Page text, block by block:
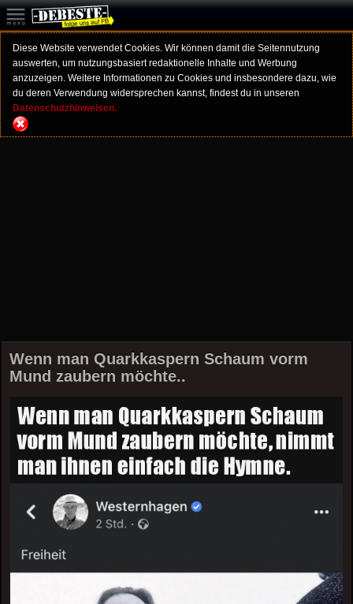
Diese Website verwendet Cookies. Wir können damit die Seitennutzung
auswerten, um nutzungsbasiert redaktionelle Inhalte und Werbung
anzuzeigen. Weitere Informationen zu Cookies und insbesondere dazu, wie
du deren Verwendung widersprechen kannst, findest du in unseren
Datenschutzhinweisen.
Wenn man Quarkkaspern Schaum vorm
Mund zaubern möchte..